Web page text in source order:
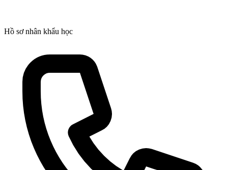
Hồ sơ nhân khẩu học